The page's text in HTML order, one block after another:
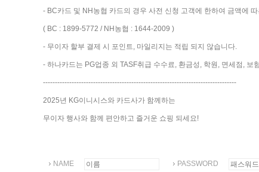
- BC카드 및 NH농협 카드의 경우 사전 신청 고객에 한하여 금액에
( BC : 1899-5772 / NH농협 : 1644-2009 )
- 무이자 할부 결제 시 포인트, 마일리지는 적립 되지 않습니다.
- 하나카드는 PG업종 외 TASF취급 수수료, 환금성, 학원, 면세점,
---------------------------------------------------------------------------------
2025년 KG이니시스와 카드사가 함께하는
무이자 행사와 함께 편안하고 즐거운 쇼핑 되세요!
NAME PASSWORD